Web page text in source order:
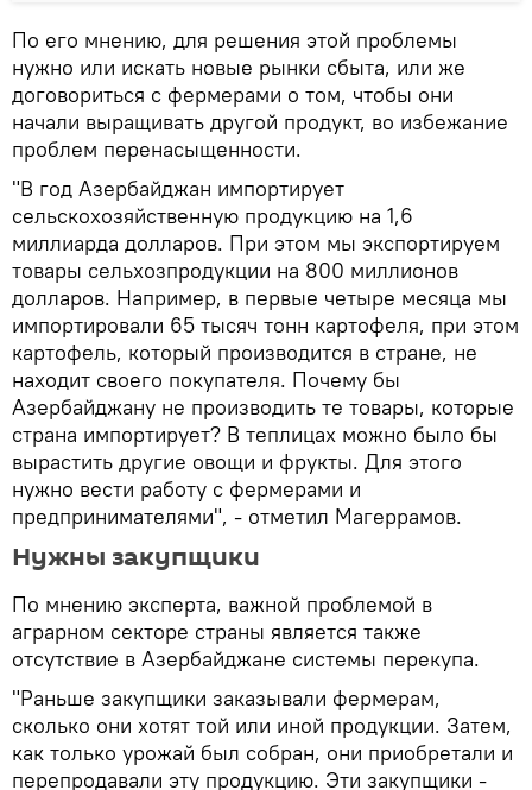
По его мнению, для решения этой проблемы
нужно или искать новые рынки сбыта, или же
договориться с фермерами о том, чтобы они
начали выращивать другой продукт, во избежание
проблем перенасыщенности.
"В год Азербайджан импортирует
сельскохозяйственную продукцию на 1,6
миллиарда долларов. При этом мы экспортируем
товары сельхозпродукции на 800 миллионов
долларов. Например, в первые четыре месяца мы
импортировали 65 тысяч тонн картофеля, при этом
картофель, который производится в стране, не
находит своего покупателя. Почему бы
Азербайджану не производить те товары, которые
страна импортирует? В теплицах можно было бы
вырастить другие овощи и фрукты. Для этого
нужно вести работу с фермерами и
предпринимателями", - отметил Магеррамов.
Нужны закупщики
По мнению эксперта, важной проблемой в
аграрном секторе страны является также
отсутствие в Азербайджане системы перекупа.
"Раньше закупщики заказывали фермерам,
сколько они хотят той или иной продукции. Затем,
как только урожай был собран, они приобретали и
перепродавали эту продукцию. Эти закупщики -